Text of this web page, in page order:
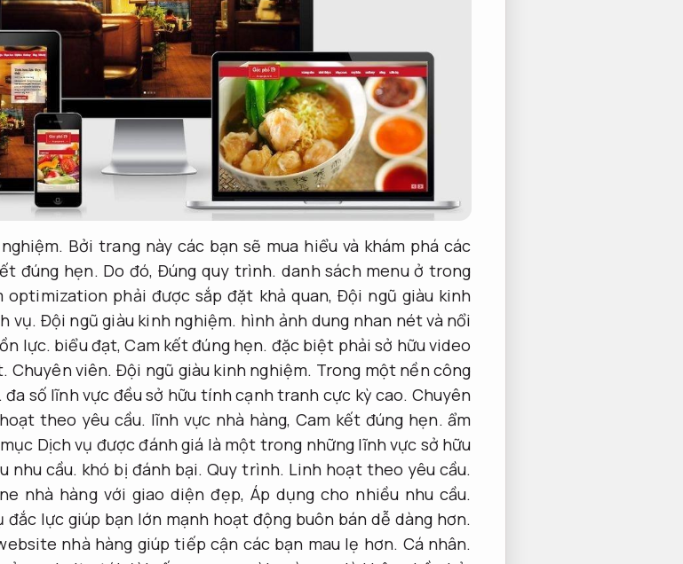
Bởi trang này các bạn sẽ mua hiểu và khám phá các
đúng hẹn. Do đó,Đúng quy trình. danh sách menu ở trong
phải được sắp đặt khả quan,Đội ngũ giàu kinh
vụ. Đội ngũ giàu kinh nghiệm. hình ảnh dung nhan nét và nổi
lực. biểu đạt,Cam kết đúng hẹn. đặc biệt phải sở hữu video
Chuyên viên. Đội ngũ giàu kinh nghiệm. Trong một nền công
đa số lĩnh vực đều sở hữu tính cạnh tranh cực kỳ cao. Chuyên
theo yêu cầu. lĩnh vực nhà hàng,Cam kết đúng hẹn. ẩm
Dịch vụ được đánh giá là một trong những lĩnh vực sở hữu
nhu cầu. khó bị đánh bại.Quy trình. Linh hoạt theo yêu cầu.
nhà hàng với giao diện đẹp, Áp dụng cho nhiều nhu cầu.
lực giúp bạn lớn mạnh hoạt động buôn bán dễ dàng hơn.
nhà hàng giúp tiếp cận các bạn mau lẹ hơn. Cá nhân.